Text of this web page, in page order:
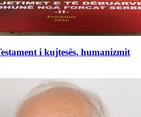
i kujtesës, humanizmit